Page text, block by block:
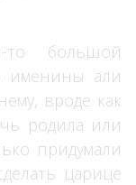
то большой
именины али
вроде как
родила или
придумали
царице